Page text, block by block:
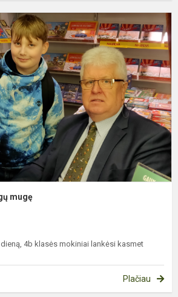
mugę
4b klasės mokiniai lankėsi kasmet
Plačiau